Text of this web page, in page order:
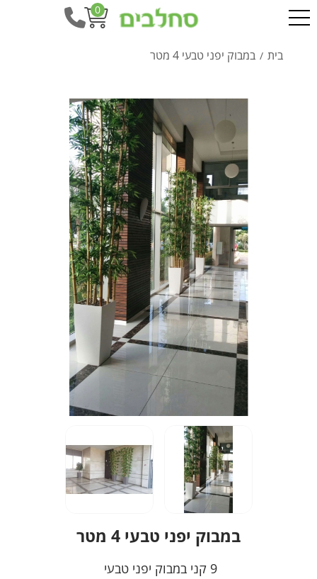
0
בית / במבוק יפני טבעי 4 מטר
במבוק יפני טבעי 4 מטר
9 קני במבוק יפני טבעי